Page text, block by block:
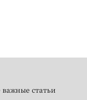
статьи